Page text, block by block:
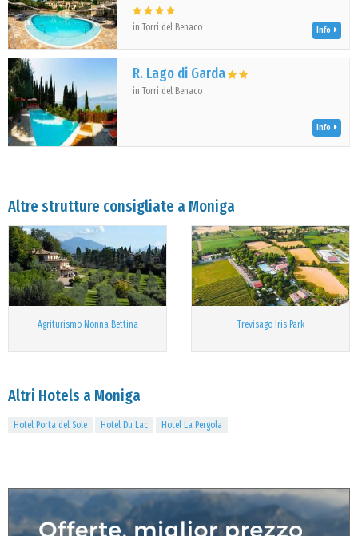
in Torri del Benaco Info
R. Lago di Garda
in Torri del Benaco
Info
Altre strutture consigliate a Moniga
Agriturismo Nonna Bettina Trevisago Iris Park
Altri Hotels a Moniga
Hotel Porta del Sole Hotel Du Lac Hotel La Pergola